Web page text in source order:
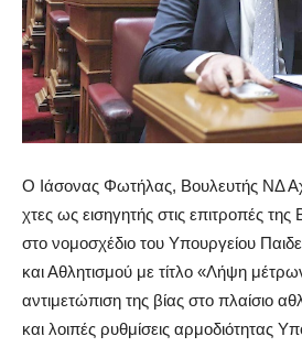
Ο Ιάσονας Φωτήλας, Βουλευτής ΝΔ
χτες ως εισηγητής στις επιτροπές
στο νομοσχέδιο του Υπουργείου
και Αθλητισμού με τίτλο «Λήψη
αντιμετώπιση της βίας στο πλαίσιο
και λοιπές ρυθμίσεις αρμοδιότητας